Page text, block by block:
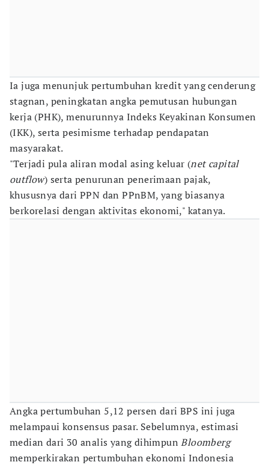
Ia juga menunjuk pertumbuhan kredit yang cenderung
stagnan, peningkatan angka pemutusan hubungan
kerja (PHK), menurunnya Indeks Keyakinan Konsumen
(IKK), serta pesimisme terhadap pendapatan
masyarakat.
"Terjadi pula aliran modal asing keluar (net capital
outflow) serta penurunan penerimaan pajak,
khususnya dari PPN dan PPnBM, yang biasanya
berkorelasi dengan aktivitas ekonomi," katanya.
Angka pertumbuhan 5,12 persen dari BPS ini juga
melampaui konsensus pasar. Sebelumnya, estimasi
median dari 30 analis yang dihimpunBloomberg
memperkirakan pertumbuhan ekonomi Indonesia